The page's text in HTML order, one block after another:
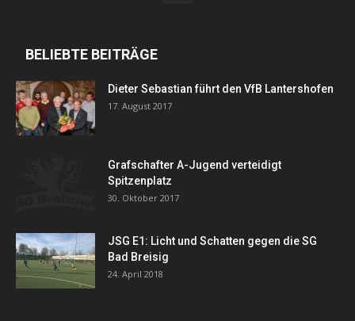
BELIEBTE BEITRÄGE
Dieter Sebastian führt den VfB Lantershofen
17. August 2017
Grafschafter A-Jugend verteidigt
Spitzenplatz
30. Oktober 2017
JSG E1: Licht und Schatten gegen die SG
Bad Breisig
24. April 2018